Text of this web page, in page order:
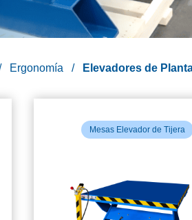
Ergonomía Elevadores de
Mesas Elevador de Tijera